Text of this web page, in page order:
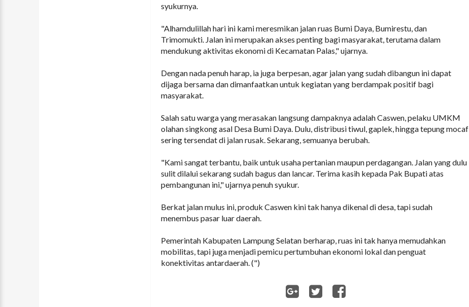
syukurnya.
"Alhamdulillah hari ini kami meresmikan jalan ruas Bumi Daya, Bumirestu, dan
Trimomukti. Jalan ini merupakan akses penting bagi masyarakat, terutama dalam
mendukung aktivitas ekonomi di Kecamatan Palas," ujarnya.
Dengan nada penuh harap, ia juga berpesan, agar jalan yang sudah dibangun ini dapat
dijaga bersama dan dimanfaatkan untuk kegiatan yang berdampak positif bagi
masyarakat.
Salah satu warga yang merasakan langsung dampaknya adalah Caswen, pelaku UMKM
olahan singkong asal Desa Bumi Daya. Dulu, distribusi tiwul, gaplek, hingga tepung mocaf
sering tersendat di jalan rusak. Sekarang, semuanya berubah.
"Kami sangat terbantu, baik untuk usaha pertanian maupun perdagangan. Jalan yang dulu
sulit dilalui sekarang sudah bagus dan lancar. Terima kasih kepada Pak Bupati atas
pembangunan ini," ujarnya penuh syukur.
Berkat jalan mulus ini, produk Caswen kini tak hanya dikenal di desa, tapi sudah
menembus pasar luar daerah.
Pemerintah Kabupaten Lampung Selatan berharap, ruas ini tak hanya memudahkan
mobilitas, tapi juga menjadi pemicu pertumbuhan ekonomi lokal dan penguat
konektivitas antardaerah. (")